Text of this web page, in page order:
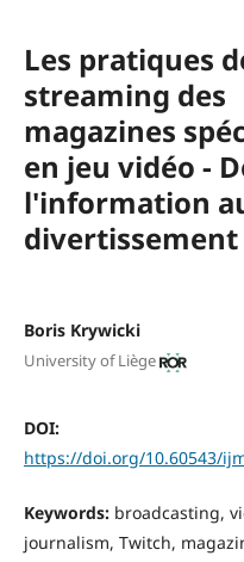
Les pratiques
streaming des
magazines
en jeu vidéo -
l'information
divertissement
Boris Krywicki
University of Liège
DOI:
https://doi.org/10.60543/
Keywords: broadcasting,
journalism, Twitch,